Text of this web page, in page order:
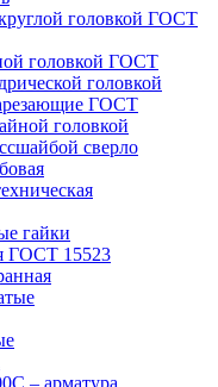
головкой ГОСТ
головкой ГОСТ
головкой
ГОСТ
головкой
сверло
гайки
ГОСТ 15523
– арматура